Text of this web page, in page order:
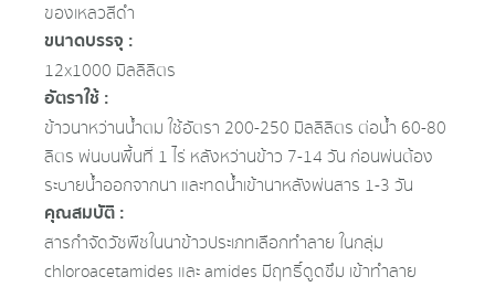
ของเหลวสีดำ
ขนาดบรรจุ :
12x1000 มิลลิลิตร
อัตราใช้ :
ข้าวนาหว่านน้ำตม ใช้อัตรา 200-250 มิลลิลิตร ต่อน้ำ 60-80
ลิตร พ่นบนพื้นที่ 1 ไร่ หลังหว่านข้าว 7-14 วัน ก่อนพ่นต้อง
ระบายน้ำออกจากนา และทดน้ำเข้านาหลังพ่นสาร 1-3 วัน
คุณสมบัติ :
สารกำจัดวัชพืชในนาข้าวประเภทเลือกทำลาย ในกลุ่ม
chloroacetamides และ amides มีฤทธิ์ดูดซึม เข้าทำลาย